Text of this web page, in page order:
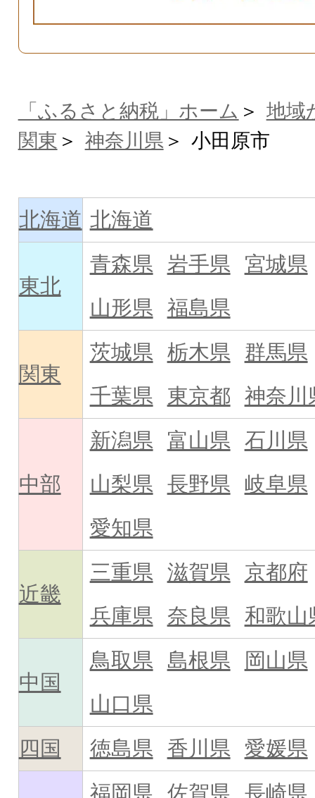
「ふるさと納税」ホーム
地域
関東
神奈川県 小田原市
北海道 北海道
東北
青森県 岩手県
宮城県
山形県
福島県
関東
茨城県 栃木県
群馬県
千葉県
東京都 神奈川
中部
新潟県 富山県
石川県
山梨県
長野県
岐阜県
愛知県
近畿
三重県 滋賀県
京都府
兵庫県
奈良県 和歌山
中国
鳥取県 島根県
岡山県
山口県
四国
徳島県 香川県
愛媛県
福岡県
佐賀県 長崎県